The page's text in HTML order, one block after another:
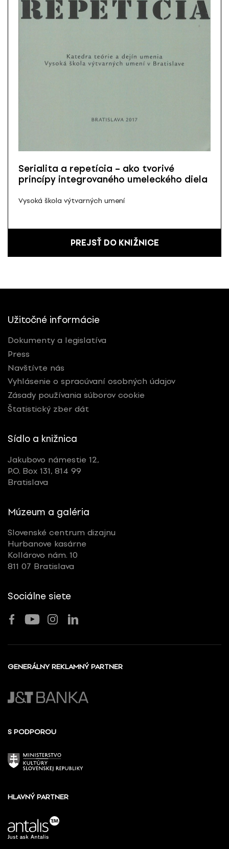
Serialita a repetícia – ako tvorivé
princípy integrovaného umeleckého diela
Vysoká škola výtvarných umení
PREJSŤ DO KNIŽNICE
Užitočné informácie
Dokumenty a legislatíva
Press
Navštívte nás
Vyhlásenie o spracúvaní osobných údajov
Zásady používania súborov cookie
Štatistický zber dát
Sídlo a knižnica
Jakubovo námestie 12,
P.O. Box 131, 814 99
Bratislava
Múzeum a galéria
Slovenské centrum dizajnu
Hurbanove kasárne
Kollárovo nám. 10
811 07 Bratislava
Sociálne siete
GENERÁLNY REKLAMNÝ PARTNER
S PODPOROU
HLAVNÝ PARTNER